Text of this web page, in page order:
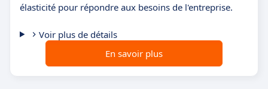
élasticité pour répondre aux besoins de l'entreprise.
Voir plus de détails
En savoir plus